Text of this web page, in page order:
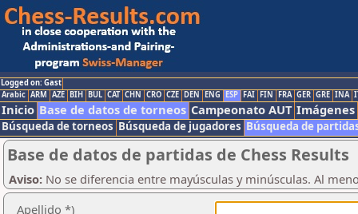
Logged on: Gast
Arabic ARM AZE BIH BUL CAT CHN CRO CZE DEN ENG ESP FAI FIN FRA GER GRE INA
Inicio Base de datos de torneos Campeonato AUT Imágenes
Búsqueda de torneos Búsqueda de jugadores Búsqueda de
Base de datos de partidas de Chess Results
Aviso: No se diferencia entre mayúsculas y minúsculas. Al
Apellido *)